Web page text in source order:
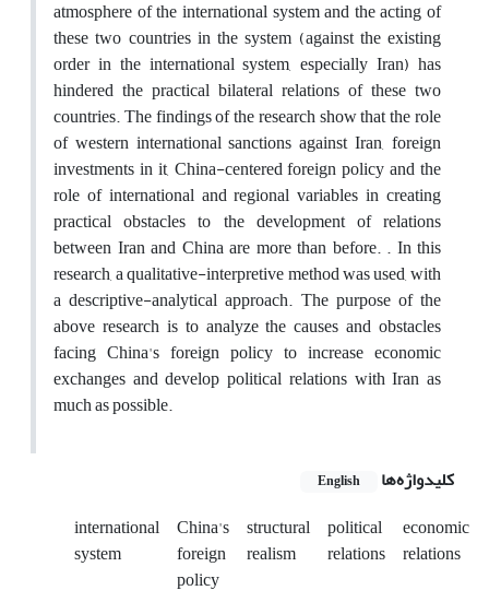
atmosphere of the international system and the acting of
these two countries in the system (against the existing
order in the international system, especially Iran) has
hindered the practical bilateral relations of these two
countries. The findings of the research show that the role
of western international sanctions against Iran, foreign
investments in it, China-centered foreign policy and the
role of international and regional variables in creating
practical obstacles to the development of relations
between Iran and China are more than before. . In this
research, a qualitative-interpretive method was used, with
a descriptive-analytical approach. The purpose of the
above research is to analyze the causes and obstacles
facing China's foreign policy to increase economic
exchanges and develop political relations with Iran as
much as possible.
کلیدواژه‌ها English
international
system
China's
foreign
policy
structural
realism
political
relations
economic
relations